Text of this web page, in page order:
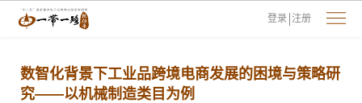
登录 注册
数智化背景下工业品跨境电商发展的困境与策略研
究——以机械制造类目为例